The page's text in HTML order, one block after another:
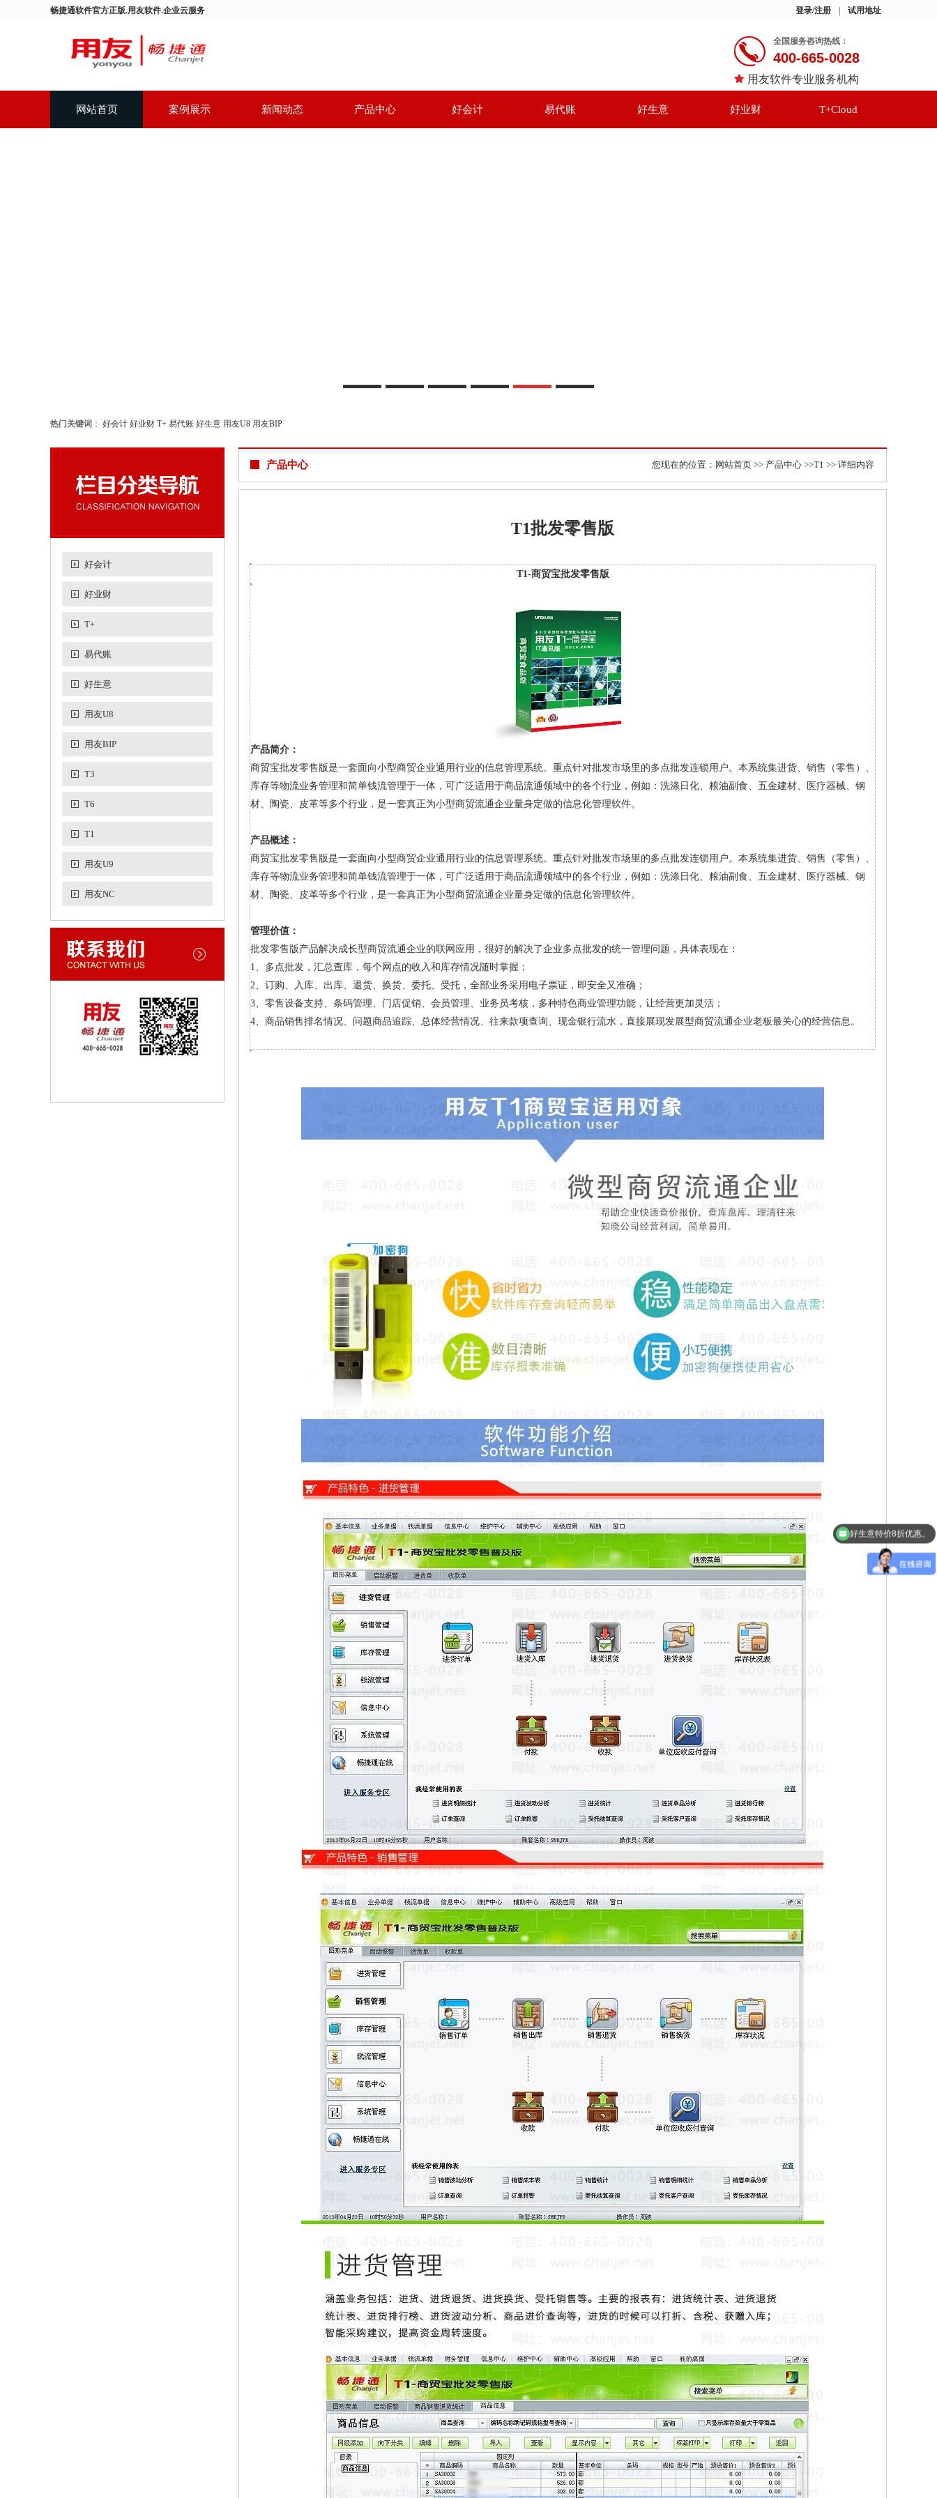
畅捷通软件官方正版.用友软件.企业云服务 登录/注册 试用地址
全国服务咨询热线：
400-665-0028
用友软件专业服务机构
网站首页 案例展示 新闻动态 产品中心 好会计 易代账 好生意 好业财 T+Cloud
5
热门关键词 ： 好会计 好业财 T+ 易代账 好生意 用友U8 用友BIP
好会计
好业财
T+
易代账
好生意
用友U8
用友BIP
T3
T6
T1
用友U9
用友NC
产品中心 您现在的位置： 网站首页 >> 产品中心 >>T1 >> 详细内容
T1批发零售版
T1-商贸宝批发零售版
产品简介：
商贸宝批发零售版是一套面向小型商贸企业通用行业的信息管理系统。重点针对批发市场里的多点批发连锁用户。本系统集进货、销售（零售）、
库存等物流业务管理和简单钱流管理于一体，可广泛适用于商品流通领域中的各个行业，例如：洗涤日化、粮油副食、五金建材、医疗器械、钢
材、陶瓷、皮革等多个行业，是一套真正为小型商贸流通企业量身定做的信息化管理软件。
产品概述：
商贸宝批发零售版是一套面向小型商贸企业通用行业的信息管理系统。重点针对批发市场里的多点批发连锁用户。本系统集进货、销售（零售）、
库存等物流业务管理和简单钱流管理于一体，可广泛适用于商品流通领域中的各个行业，例如：洗涤日化、粮油副食、五金建材、医疗器械、钢
材、陶瓷、皮革等多个行业，是一套真正为小型商贸流通企业量身定做的信息化管理软件。
管理价值：
批发零售版产品解决成长型商贸流通企业的联网应用，很好的解决了企业多点批发的统一管理问题，具体表现在：
1、多点批发，汇总查库，每个网点的收入和库存情况随时掌握；
2、订购、入库、出库、退货、换货、委托、受托，全部业务采用电子票证，即安全又准确；
3、零售设备支持、条码管理、门店促销、会员管理、业务员考核，多种特色商业管理功能，让经营更加灵活；
4、商品销售排名情况、问题商品追踪、总体经营情况、往来款项查询、现金银行流水，直接展现发展型商贸流通企业老板最关心的经营信息。
好生意特价8折优惠。